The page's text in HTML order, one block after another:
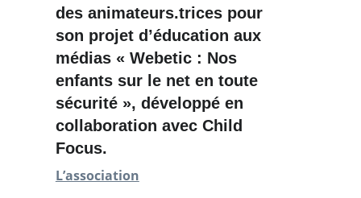
des animateurs.trices pour
son projet d’éducation aux
médias « Webetic : Nos
enfants sur le net en toute
sécurité », développé en
collaboration avec Child
Focus.
L’association